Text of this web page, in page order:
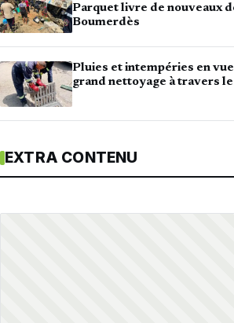
Parquet livre de nouveaux
Boumerdès
Pluies et intempéries en vue
grand nettoyage à travers le
EXTRA CONTENU